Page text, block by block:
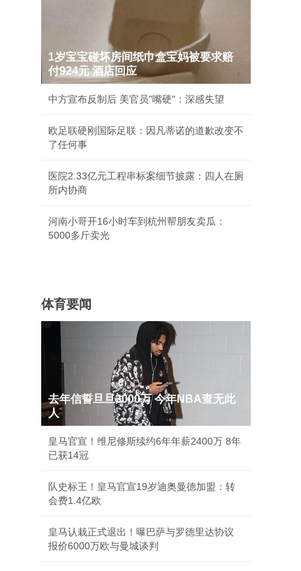
1岁宝宝碰坏房间纸巾盒宝妈被要求赔
付924元 酒店回应
中方宣布反制后 美官员"嘴硬"：深感失望
欧足联硬刚国际足联：因凡蒂诺的道歉改变不
了任何事
医院2.33亿元工程串标案细节披露：四人在厕
所内协商
河南小哥开16小时车到杭州帮朋友卖瓜：
5000多斤卖光
体育要闻
去年信誓旦旦3000万 今年NBA查无此
人
皇马官宣！维尼修斯续约6年年薪2400万 8年
已获14冠
队史标王！皇马官宣19岁迪奥曼德加盟：转
会费1.4亿欧
皇马认栽正式退出！曝巴萨与罗德里达协议
报价6000万欧与曼城谈判